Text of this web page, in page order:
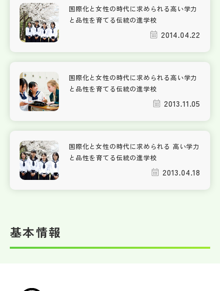
国際化と女性の時代に求められる高い学力
と品性を育てる伝統の進学校
2014.04.22
国際化と女性の時代に求められる高い学力
と品性を育てる伝統の進学校
2013.11.05
国際化と女性の時代に求められる 高い学力
と品性を育てる伝統の進学校
2013.04.18
基本情報